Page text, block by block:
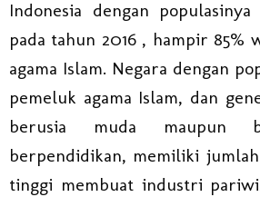
Indonesia dengan
pada tahun 2016 , hampir 85%
agama Islam. Negara dengan
pemeluk agama Islam, dan
berusia muda maupun
berpendidikan, memiliki
tinggi membuat industri